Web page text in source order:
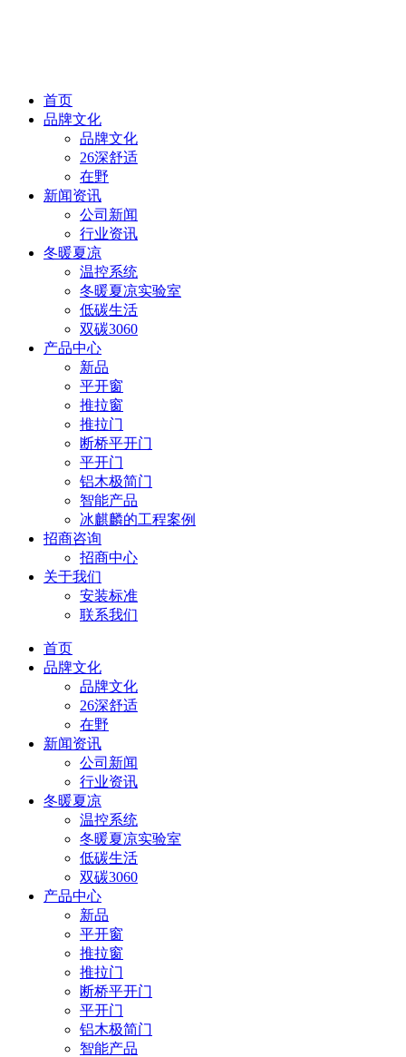
首页
品牌文化
品牌文化
26深舒适
在野
新闻资讯
公司新闻
行业资讯
冬暖夏凉
温控系统
冬暖夏凉实验室
低碳生活
双碳3060
产品中心
新品
平开窗
推拉窗
推拉门
断桥平开门
平开门
铝木极简门
智能产品
冰麒麟的工程案例
招商咨询
招商中心
关于我们
安装标准
联系我们
首页
品牌文化
品牌文化
26深舒适
在野
新闻资讯
公司新闻
行业资讯
冬暖夏凉
温控系统
冬暖夏凉实验室
低碳生活
双碳3060
产品中心
新品
平开窗
推拉窗
推拉门
断桥平开门
平开门
铝木极简门
智能产品